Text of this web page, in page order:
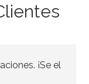
¡Se el